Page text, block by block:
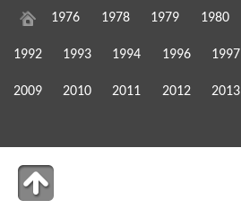
1976 1978 1979 1980
1992 1993 1994 1996 1997
2009 2010 2011 2012 2013